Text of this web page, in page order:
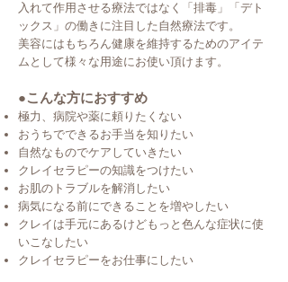
入れて作用させる療法ではなく「排毒」「デト
ックス」の働きに注目した自然療法です。
美容にはもちろん健康を維持するためのアイテ
ムとして様々な用途にお使い頂けます。
●こんな方におすすめ
極力、病院や薬に頼りたくない
おうちでできるお手当を知りたい
自然なものでケアしていきたい
クレイセラピーの知識をつけたい
お肌のトラブルを解消したい
病気になる前にできることを増やしたい
クレイは手元にあるけどもっと色んな症状に使
いこなしたい
クレイセラピーをお仕事にしたい